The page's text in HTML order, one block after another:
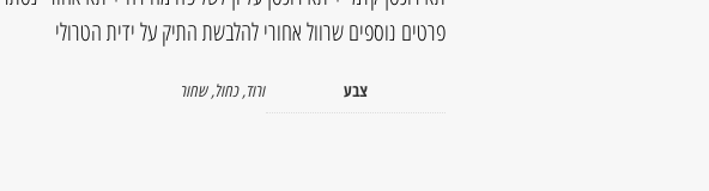
פרטים נוספים שרוול אחורי להלבשת התיק על ידית הטרולי
צבע ורוד,כחול,שחור